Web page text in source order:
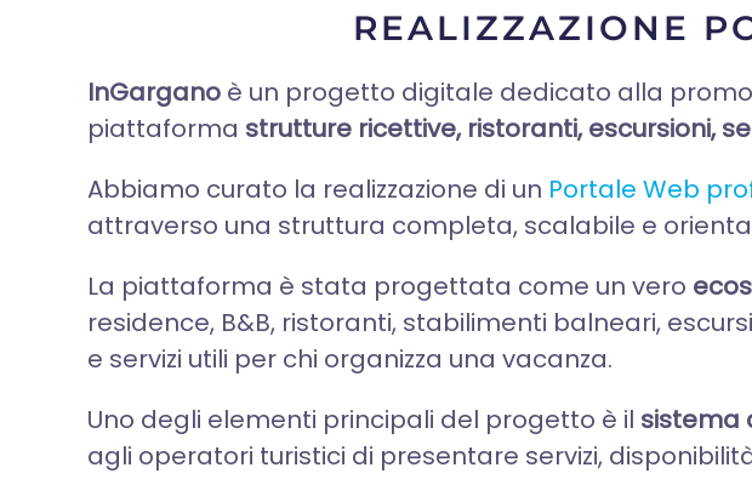
REALIZZAZIONE
InGargano è un progetto digitale dedicato alla
piattaforma strutture ricettive, ristoranti, escursioni,
Abbiamo curato la realizzazione di un Portale Web
attraverso una struttura completa, scalabile e
La piattaforma è stata progettata come un vero
residence, B&B, ristoranti, stabilimenti balneari,
e servizi utili per chi organizza una vacanza.
Uno degli elementi principali del progetto è il sistema
agli operatori turistici di presentare servizi,